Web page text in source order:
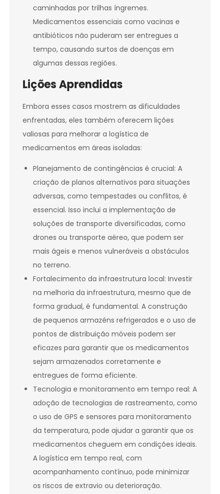
caminhadas por trilhas íngremes.
Medicamentos essenciais como vacinas e
antibióticos não puderam ser entregues a
tempo, causando surtos de doenças em
algumas dessas regiões.
Lições Aprendidas
Embora esses casos mostrem as dificuldades
enfrentadas, eles também oferecem lições
valiosas para melhorar a logística de
medicamentos em áreas isoladas:
Planejamento de contingências é crucial: A
criação de planos alternativos para situações
adversas, como tempestades ou conflitos, é
essencial. Isso inclui a implementação de
soluções de transporte diversificadas, como
drones ou transporte aéreo, que podem ser
mais ágeis e menos vulneráveis a obstáculos
no terreno.
Fortalecimento da infraestrutura local: Investir
na melhoria da infraestrutura, mesmo que de
forma gradual, é fundamental. A construção
de pequenos armazéns refrigerados e o uso de
pontos de distribuição móveis podem ser
eficazes para garantir que os medicamentos
sejam armazenados corretamente e
entregues de forma eficiente.
Tecnologia e monitoramento em tempo real: A
adoção de tecnologias de rastreamento, como
o uso de GPS e sensores para monitoramento
da temperatura, pode ajudar a garantir que os
medicamentos cheguem em condições ideais.
A logística em tempo real, com
acompanhamento contínuo, pode minimizar
os riscos de extravio ou deterioração.